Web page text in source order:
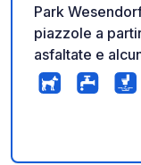
Park
piazzole a
asfaltate e
verdi
Elettricità,
automatico
riceverete al